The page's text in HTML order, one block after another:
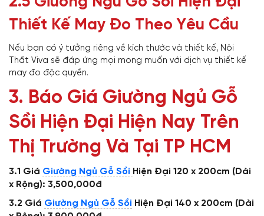
Thiết Kế May Đo Theo Yêu Cầu
Nếu bạn có ý tưởng riêng về kích thước và thiết kế, Nội
Thất Viva sẽ đáp ứng mọi mong muốn với dịch vụ thiết kế
may đo độc quyền.
3. Báo Giá Giường Ngủ Gỗ
Sồi Hiện Đại Hiện Nay Trên
Thị Trường Và Tại TP HCM
3.1 Giá Giường Ngủ Gỗ Sồi Hiện Đại 120 x 200cm (Dài
x Rộng): 3,500,000đ
3.2 Giá Giường Ngủ Gỗ Sồi Hiện Đại 140 x 200cm (Dài